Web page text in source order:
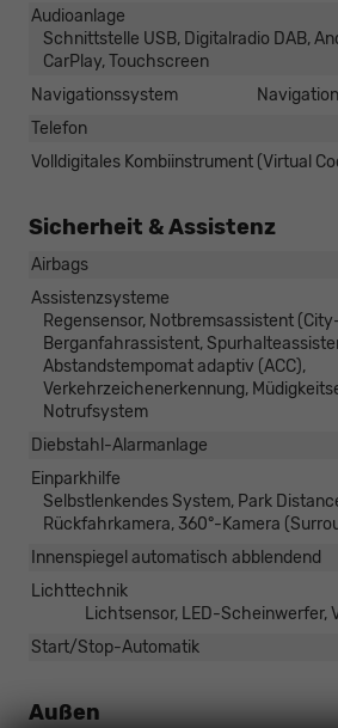
Audioanlage
Schnittstelle USB, Digitalradio DAB,
CarPlay, Touchscreen
Navigationssystem
Telefon
Volldigitales Kombiinstrument (Virtual
Sicherheit & Assistenz
Airbags
Assistenzsysteme
Regensensor, Notbremsassistent
Berganfahrassistent,
Abstandstempomat adaptiv (ACC),
Verkehrzeichenerkennung,
Notrufsystem
Diebstahl-Alarmanlage
Einparkhilfe
Selbstlenkendes System, Park
Rückfahrkamera, 360°-Kamera
Innenspiegel automatisch abblendend
Lichttechnik
Lichtsensor, LED-Scheinwerfer,
Start/Stop-Automatik
Außen